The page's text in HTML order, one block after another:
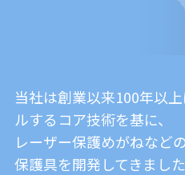
当社は創業以来100年以
ルするコア技術を基に、
レーザー保護めがねなど
保護具を開発してきました